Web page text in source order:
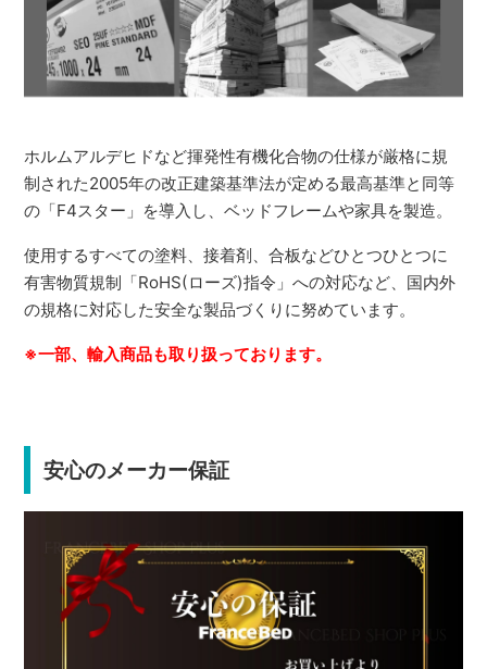
ホルムアルデヒドなど揮発性有機化合物の仕様が厳格に規
制された2005年の改正建築基準法が定める最高基準と同等
の「F4スター」を導入し、ベッドフレームや家具を製造。
使用するすべての塗料、接着剤、合板などひとつひとつに
有害物質規制「RoHS(ローズ)指令」への対応など、国内外
の規格に対応した安全な製品づくりに努めています。
※一部、輸入商品も取り扱っております。
安心のメーカー保証